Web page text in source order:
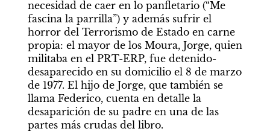
necesidad de caer en lo panfletario (“Me
fascina la parrilla”) y además sufrir el
horror del Terrorismo de Estado en carne
propia: el mayor de los Moura, Jorge, quien
militaba en el PRT-ERP, fue detenido-
desaparecido en su domicilio el 8 de marzo
de 1977. El hijo de Jorge, que también se
llama Federico, cuenta en detalle la
desaparición de su padre en una de las
partes más crudas del libro.